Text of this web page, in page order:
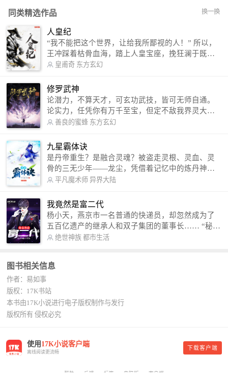
同类精选作品 换一换
人皇纪
“我不能把这个世界，让给我所鄙视的人！” 所以，
王冲踩着枯骨血海，踏上人皇宝座，挽狂澜于既
倒，扶大厦之将倾，成就了一段无上的传说！ 微信
微博：皇甫奇（地址：http://weibo.com/u/25284575
87） QQ交流群：320238210【普通群】 574501330
【VIP订阅群】 欢迎大家关注。
皇甫奇 东方玄幻
修罗武神
论潜力，不算天才，可玄功武技，皆可无师自通。
论实力，任凭你有万千至宝，但定不敌我界灵大
军。 我是谁？天下众生视我为修罗，却不知，我以
信公众号：善良的蜜蜂后援会）
善良的蜜蜂 东方玄幻
九星霸体诀
是丹帝重生？是融合灵魂？被盗走灵根、灵血、灵
骨的三无少年——龙尘，凭借着记忆中的炼丹神
术，修行神秘功法九星霸体诀，拨开重重迷雾，解
勾搭各色美女，镇压恶鬼邪神。 江湖传闻：龙
尘一到，地吼天啸。龙尘一出，鬼泣神哭。 本
故事纯属虚构，如有雷同，那就是真事儿，想要对
号入座，抓紧时间进群：487963015 微信公众号：
平凡魔术师,或者搜索：pingfanmoshushi1982,公众
平凡魔术师 异界大陆
我竟然是富二代
杨小天，燕京市一名普通的快递员，却忽然成为了
五百亿遗产的继承人和双子集团的董事长…… “秘
书，给我定制一套百亿富翁的吃喝住行标准！” “好
呢？” “回杨总，开车太堵，已经给你安排了直升
敢想的，没有秘书办不到的。
绝世神族 都市生活
图书相关信息
作者：易如事
版权：17K书站
本书由17K小说进行电子版权制作与发行
版权所有 侵权必究
使用 17K小说客户端
离线阅读更流畅
下载客户端
帮助 反馈 标签 电脑版 客户端